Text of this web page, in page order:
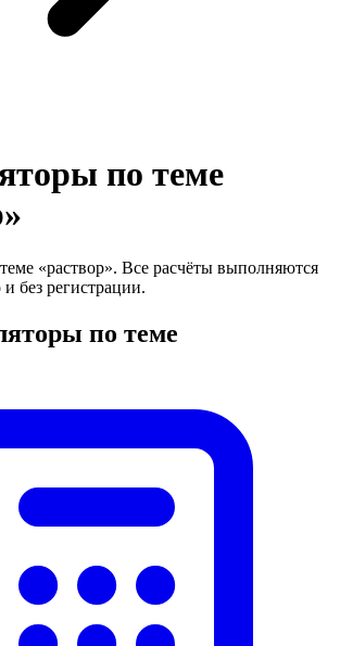
по теме
«раствор». Все расчёты выполняются
без регистрации.
по теме